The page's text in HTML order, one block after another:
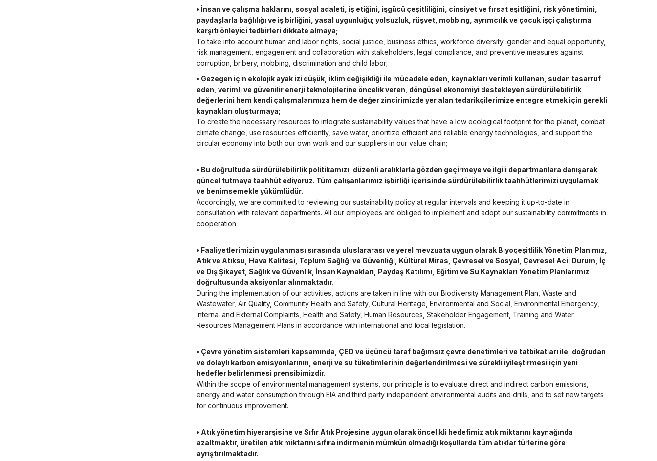
• İnsan ve çalışma haklarını, sosyal adaleti, iş etiğini, işgücü çeşitliliğini, cinsiyet ve fırsat eşitliğini, risk yönetimini,
paydaşlarla bağlılığı ve iş birliğini, yasal uygunluğu; yolsuzluk, rüşvet, mobbing, ayrımcılık ve çocuk işçi çalıştırma
karşıtı önleyici tedbirleri dikkate almaya;
To take into account human and labor rights, social justice, business ethics, workforce diversity, gender and equal opportunity,
risk management, engagement and collaboration with stakeholders, legal compliance, and preventive measures against
corruption, bribery, mobbing, discrimination and child labor;
• Gezegen için ekolojik ayak izi düşük, iklim değişikliği ile mücadele eden, kaynakları verimli kullanan, sudan tasarruf
eden, verimli ve güvenilir enerji teknolojilerine öncelik veren, döngüsel ekonomiyi destekleyen sürdürülebilirlik
değerlerini hem kendi çalışmalarımıza hem de değer zincirimizde yer alan tedarikçilerimize entegre etmek için gerekli
kaynakları oluşturmaya;
To create the necessary resources to integrate sustainability values that have a low ecological footprint for the planet, combat
climate change, use resources efficiently, save water, prioritize efficient and reliable energy technologies, and support the
circular economy into both our own work and our suppliers in our value chain;
• Bu doğrultuda sürdürülebilirlik politikamızı, düzenli aralıklarla gözden geçirmeye ve ilgili departmanlara danışarak
güncel tutmaya taahhüt ediyoruz. Tüm çalışanlarımız işbirliği içerisinde sürdürülebilirlik taahhütlerimizi uygulamak
ve benimsemekle yükümlüdür.
Accordingly, we are committed to reviewing our sustainability policy at regular intervals and keeping it up-to-date in
consultation with relevant departments. All our employees are obliged to implement and adopt our sustainability commitments in
cooperation.
• Faaliyetlerimizin uygulanması sırasında uluslararası ve yerel mevzuata uygun olarak Biyoçeşitlilik Yönetim Planımız,
Atık ve Atıksu, Hava Kalitesi, Toplum Sağlığı ve Güvenliği, Kültürel Miras, Çevresel ve Sosyal, Çevresel Acil Durum, İç
ve Dış Şikayet, Sağlık ve Güvenlik, İnsan Kaynakları, Paydaş Katılımı, Eğitim ve Su Kaynakları Yönetim Planlarımız
doğrultusunda aksiyonlar alınmaktadır.
During the implementation of our activities, actions are taken in line with our Biodiversity Management Plan, Waste and
Wastewater, Air Quality, Community Health and Safety, Cultural Heritage, Environmental and Social, Environmental Emergency,
Internal and External Complaints, Health and Safety, Human Resources, Stakeholder Engagement, Training and Water
Resources Management Plans in accordance with international and local legislation.
• Çevre yönetim sistemleri kapsamında, ÇED ve üçüncü taraf bağımsız çevre denetimleri ve tatbikatları ile, doğrudan
ve dolaylı karbon emisyonlarının, enerji ve su tüketimlerinin değerlendirilmesi ve sürekli iyileştirmesi için yeni
hedefler belirlenmesi prensibimizdir.
Within the scope of environmental management systems, our principle is to evaluate direct and indirect carbon emissions,
energy and water consumption through EIA and third party independent environmental audits and drills, and to set new targets
for continuous improvement.
• Atık yönetim hiyerarşisine ve Sıfır Atık Projesine uygun olarak öncelikli hedefimiz atık miktarını kaynağında
azaltmaktır, üretilen atık miktarını sıfıra indirmenin mümkün olmadığı koşullarda tüm atıklar türlerine göre
ayrıştırılmaktadır.